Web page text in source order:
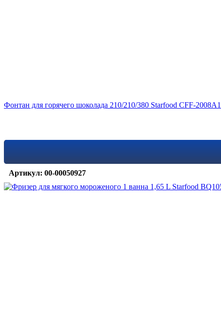
Фонтан для горячего шоколада 210/210/380 Starfood CFF-2008A1
Артикул: 00-00050927